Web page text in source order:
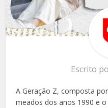
Escrito
A Geração Z, composta
meados dos anos 1990 e